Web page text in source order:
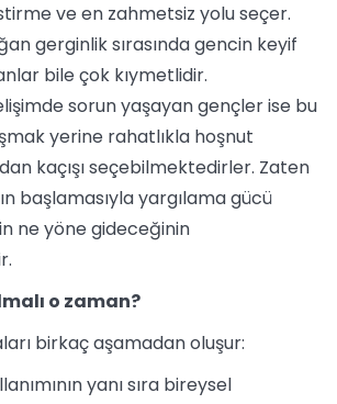
ve en zahmetsiz yolu seçer.
gerginlik sırasında gencin keyif
bile çok kıymetlidir.
sorun yaşayan gençler ise bu
yerine rahatlıkla hoşnut
kaçışı seçebilmektedirler. Zaten
başlamasıyla yargılama gücü
ne yöne gideceğinin
o zaman?
birkaç aşamadan oluşur:
yanı sıra bireysel